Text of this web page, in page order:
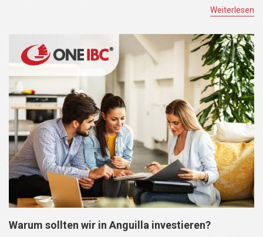
Weiterlesen
Warum sollten wir in Anguilla investieren?